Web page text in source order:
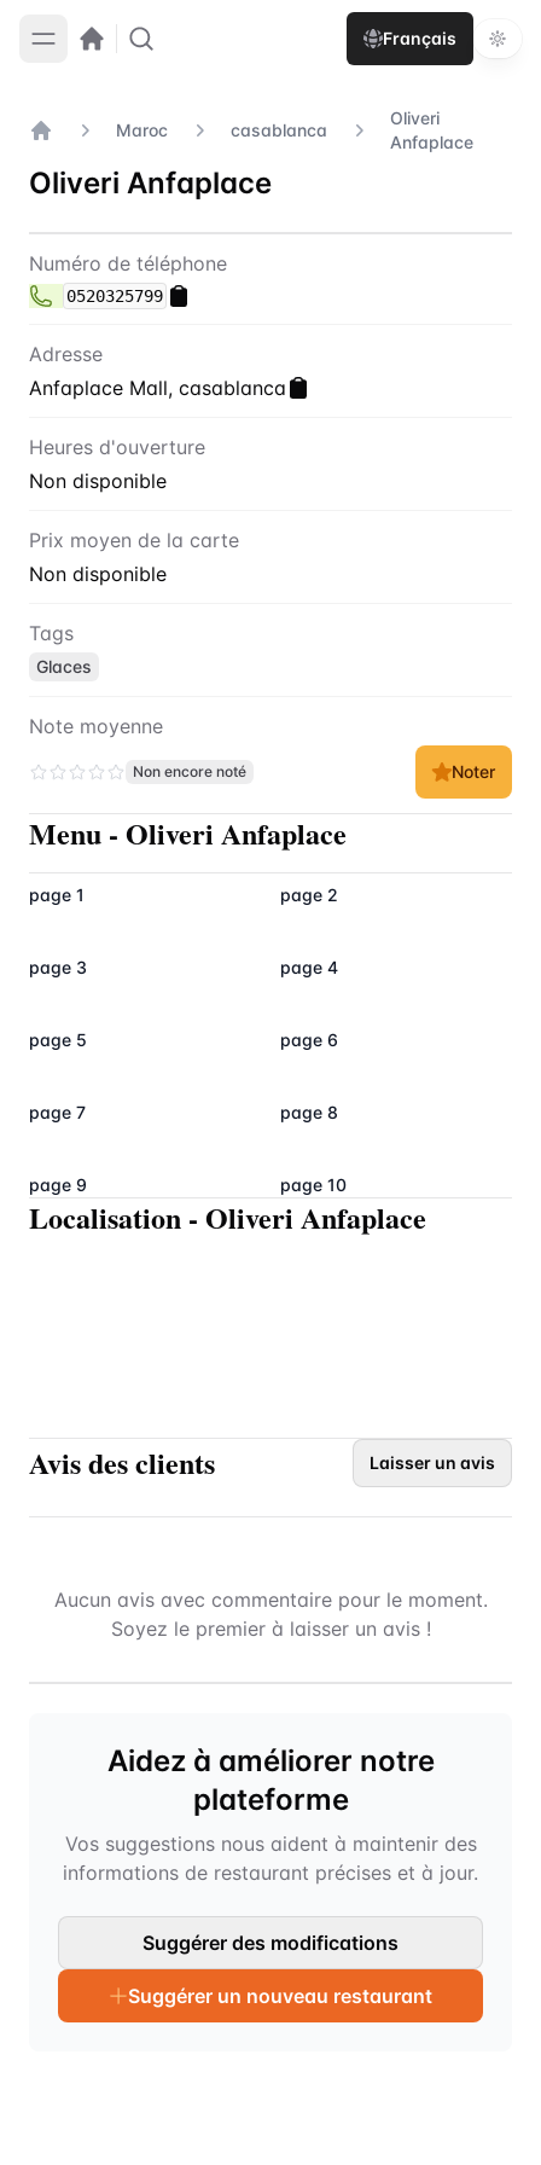
Français
Maroc casablanca
Oliveri
Anfaplace
Oliveri Anfaplace
Contact Oliveri Anfaplace
Numéro de téléphone
0520325799
Adresse
Anfaplace Mall, casablanca
Heures d'ouverture
Non disponible
Prix moyen de la carte
Non disponible
Tags
Glaces
Note moyenne
Non encore noté Noter
Menu - Oliveri Anfaplace
page 1 page 2
page 3 page 4
page 5 page 6
page 7 page 8
page 9 page 10
Localisation - Oliveri Anfaplace
Avis des clients Laisser un avis
Aucun avis avec commentaire pour le moment.
Soyez le premier à laisser un avis !
Aidez à améliorer notre
plateforme
Vos suggestions nous aident à maintenir des
informations de restaurant précises et à jour.
Suggérer des modifications
Suggérer un nouveau restaurant